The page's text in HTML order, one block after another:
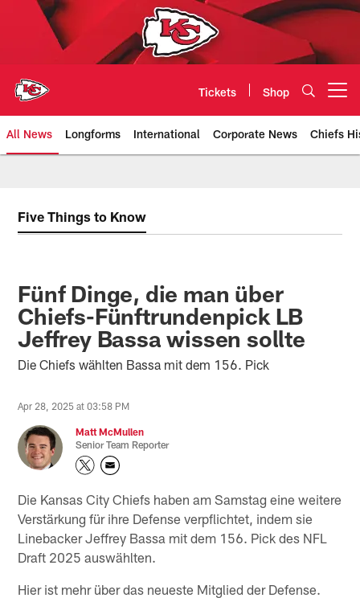
Tickets Shop
All News Longforms International Corporate News Chiefs
Five Things to Know
Fünf Dinge, die man über
Chiefs-Fünftrundenpick LB
Jeffrey Bassa wissen sollte
Die Chiefs wählten Bassa mit dem 156. Pick
Apr 28, 2025 at 03:58 PM
Matt McMullen
Senior Team Reporter
Die Kansas City Chiefs haben am Samstag eine weitere
Verstärkung für ihre Defense verpflichtet, indem sie
Linebacker Jeffrey Bassa mit dem 156. Pick des NFL
Draft 2025 auswählten.
Hier ist mehr über das neueste Mitglied der Defense.